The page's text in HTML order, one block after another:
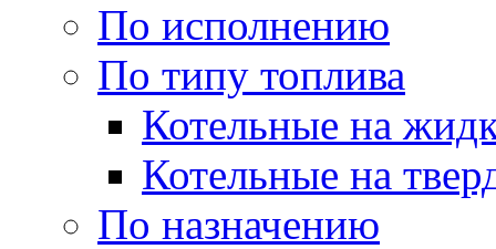
По исполнению
По типу топлива
Котельные на
Котельные на
По назначению